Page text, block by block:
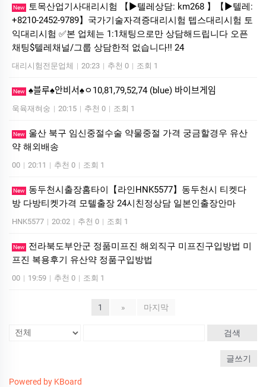
New
토목산업기사대리시험 【▶텔레상담: km268 】【▶텔레:
+8210-2452-9789】국가기술자격증대리시험 텝스대리시험 토
익대리시험 ✅본 업체는 1:1채팅으로만 상담해드립니다 오픈
채팅$텔레채널/그룹 상담한적 없습니다!! 24
대리시험전문업체 | 20:23 | 추천 0 | 조회 1
New ♠블루♠안비서♠ㅇ10,81,79,52,74 (blue) 바이브게임
욱육재혀숭 | 20:15 | 추천 0 | 조회 1
New
울산 북구 임신중절수술 약물중절 가격 궁금할경우 유산
약 해외배송
00 | 20:11 | 추천 0 | 조회 1
New
동두천시출장홈타이【라인HNK5577】동두천시 티켓다
방 다방티켓가격 모텔출장 24시친정상담 일본인출장안마
HNK5577 | 20:02 | 추천 0 | 조회 1
New
전라북도부안군 정품미프진 해외직구 미프진구입방법 미
프진 복용후기 유산약 정품구입방법
00 | 19:59 | 추천 0 | 조회 1
1 » 마지막
검색
글쓰기
Powered by KBoard